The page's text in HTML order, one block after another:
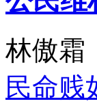
林傲霜
民命贱